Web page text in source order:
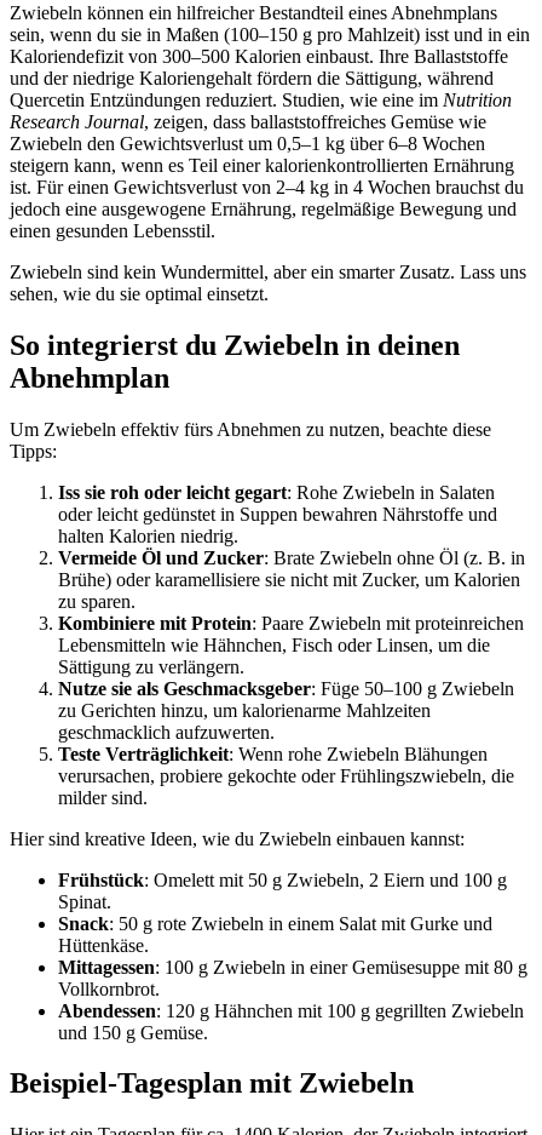
Zwiebeln können ein hilfreicher Bestandteil eines Abnehmplans
sein, wenn du sie in Maßen (100–150 g pro Mahlzeit) isst und in ein
Kaloriendefizit von 300–500 Kalorien einbaust. Ihre Ballaststoffe
und der niedrige Kaloriengehalt fördern die Sättigung, während
Quercetin Entzündungen reduziert. Studien, wie eine im Nutrition
Research Journal, zeigen, dass ballaststoffreiches Gemüse wie
Zwiebeln den Gewichtsverlust um 0,5–1 kg über 6–8 Wochen
steigern kann, wenn es Teil einer kalorienkontrollierten Ernährung
ist. Für einen Gewichtsverlust von 2–4 kg in 4 Wochen brauchst du
jedoch eine ausgewogene Ernährung, regelmäßige Bewegung und
einen gesunden Lebensstil.
Zwiebeln sind kein Wundermittel, aber ein smarter Zusatz. Lass uns
sehen, wie du sie optimal einsetzt.
So integrierst du Zwiebeln in deinen
Abnehmplan
Um Zwiebeln effektiv fürs Abnehmen zu nutzen, beachte diese
Tipps:
Iss sie roh oder leicht gegart: Rohe Zwiebeln in Salaten
oder leicht gedünstet in Suppen bewahren Nährstoffe und
halten Kalorien niedrig.
Vermeide Öl und Zucker: Brate Zwiebeln ohne Öl (z. B. in
Brühe) oder karamellisiere sie nicht mit Zucker, um Kalorien
zu sparen.
Kombiniere mit Protein: Paare Zwiebeln mit proteinreichen
Lebensmitteln wie Hähnchen, Fisch oder Linsen, um die
Sättigung zu verlängern.
Nutze sie als Geschmacksgeber: Füge 50–100 g Zwiebeln
zu Gerichten hinzu, um kalorienarme Mahlzeiten
geschmacklich aufzuwerten.
Teste Verträglichkeit: Wenn rohe Zwiebeln Blähungen
verursachen, probiere gekochte oder Frühlingszwiebeln, die
milder sind.
Hier sind kreative Ideen, wie du Zwiebeln einbauen kannst:
Frühstück: Omelett mit 50 g Zwiebeln, 2 Eiern und 100 g
Spinat.
Snack: 50 g rote Zwiebeln in einem Salat mit Gurke und
Hüttenkäse.
Mittagessen: 100 g Zwiebeln in einer Gemüsesuppe mit 80 g
Vollkornbrot.
Abendessen: 120 g Hähnchen mit 100 g gegrillten Zwiebeln
und 150 g Gemüse.
Beispiel-Tagesplan mit Zwiebeln